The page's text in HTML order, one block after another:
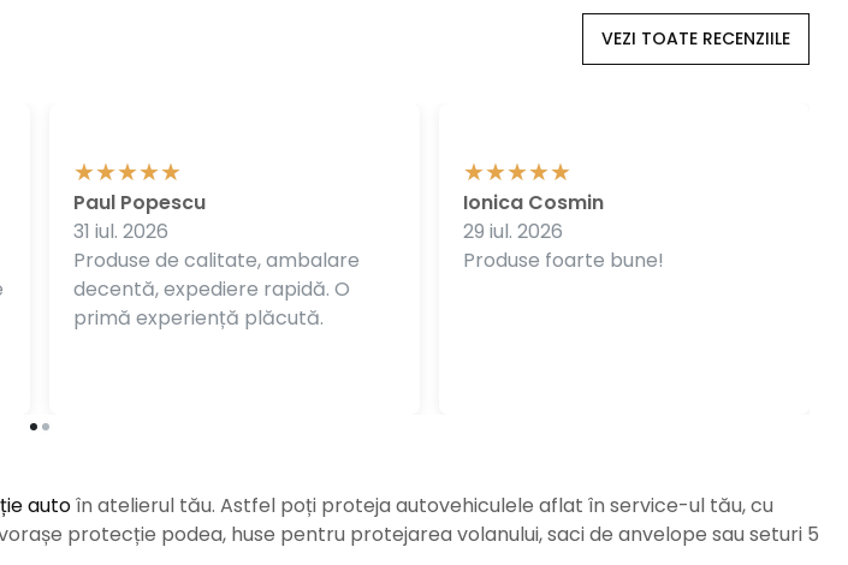
VEZI TOATE RECENZIILE
Produse de calitate, ambalare
decentă, expediere rapidă. O
primă experiență plăcută.
Paul Popescu
31 iul. 2026
Produse foarte bune!
Ionica Cosmin
29 iul. 2026
autoîn atelierul tău. Astfel poți proteja autovehiculele aflat în service-ul tău, cu
protecție podea, huse pentru protejarea volanului, saci de anvelope sau seturi 5